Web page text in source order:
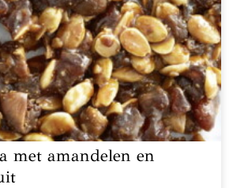
met amandelen en